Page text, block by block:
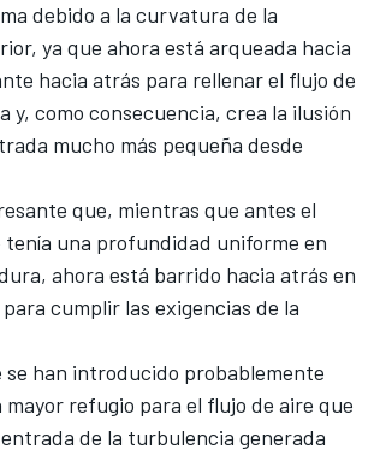
debido a la curvatura de la
ya que ahora está arqueada hacia
hacia atrás para rellenar el flujo de
y, como consecuencia, crea la ilusión
mucho más pequeña desde
que, mientras que antes el
tenía una profundidad uniforme en
ahora está barrido hacia atrás en
cumplir las exigencias de la
se han introducido probablemente
refugio para el flujo de aire que
de la turbulencia generada